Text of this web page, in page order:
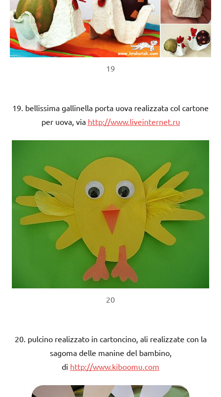
19
19. bellissima gallinella porta uova realizzata col cartone
per uova, via http://www.liveinternet.ru
20
20. pulcino realizzato in cartoncino, ali realizzate con la
sagoma delle manine del bambino,
di http://www.kiboomu.com